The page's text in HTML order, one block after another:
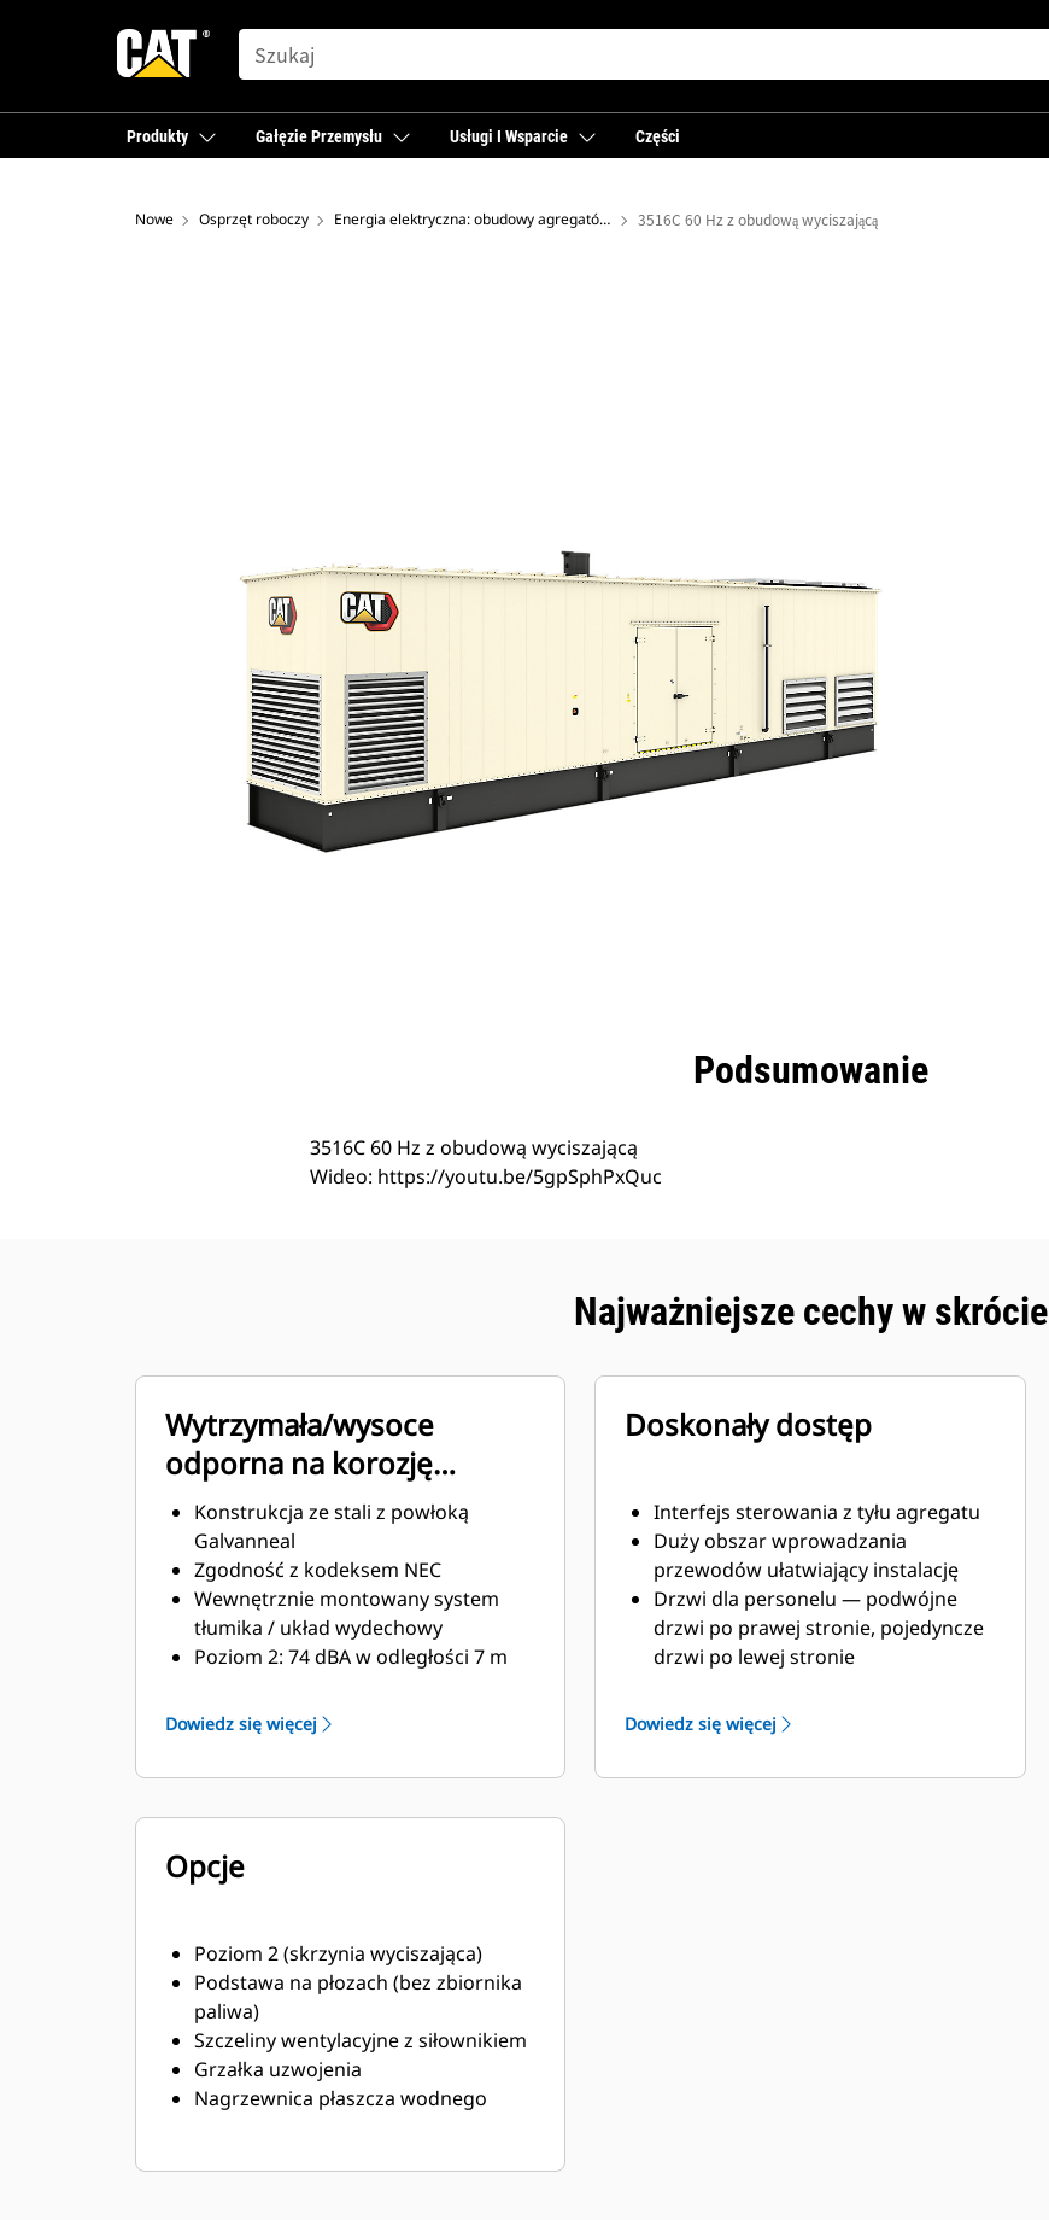
SEARCH
Produkty Gałęzie Przemysłu Usługi I Wsparcie Części
Nowe Osprzęt roboczy Energia elektryczna: obudowy agregatów prądotwórczych 3516C 60 Hz z obudową wyciszającą
Podsumowanie
3516C 60 Hz z obudową wyciszającą
Wideo: https://youtu.be/5gpSphPxQuc
Najważniejsze cechy w skrócie
Wytrzymała/wysoce
odporna na korozję
konstrukcja
Konstrukcja ze stali z powłoką
Galvanneal
Zgodność z kodeksem NEC
Wewnętrznie montowany system
tłumika / układ wydechowy
Poziom 2: 74 dBA w odległości 7 m
Dowiedz się więcej
Doskonały dostęp
Interfejs sterowania z tyłu agregatu
Duży obszar wprowadzania
przewodów ułatwiający instalację
Drzwi dla personelu — podwójne
drzwi po prawej stronie, pojedyncze
drzwi po lewej stronie
stronie umożliwiające dojście do
chłodnicy i wlotu powietrza
Spusty oleju smarnego i cieczy
Dowiedz się więcej
Opcje
Poziom 2 (skrzynia wyciszająca)
Podstawa na płozach (bez zbiornika
paliwa)
Szczeliny wentylacyjne z siłownikiem
Grzałka uzwojenia
Nagrzewnica płaszcza wodnego